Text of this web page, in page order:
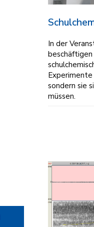
In der
Experimente
sondern sie
müssen.